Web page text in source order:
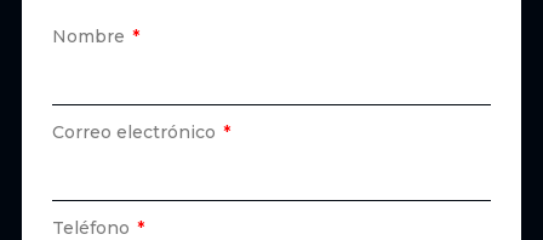
Nombre
Correo electrónico
Teléfono